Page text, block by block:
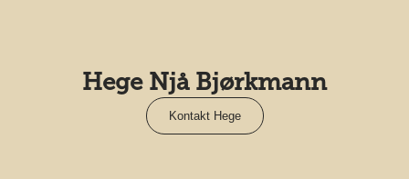
Hege Njå Bjørkmann
Kontakt Hege